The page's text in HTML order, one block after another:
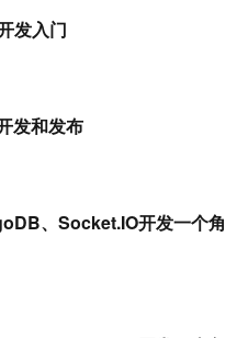
发入门
发和发布
、Socket.IO开发一个角